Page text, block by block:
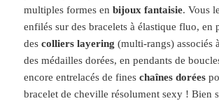
multiples formes enbijoux fantaisie. Vous
enfilés sur des bracelets à élastique fluo, en
descolliers layering (multi-rangs) associés
des médailles dorées, en pendants de
encore entrelacés de fineschaînes dorées
bracelet de cheville résolument sexy ! Bien